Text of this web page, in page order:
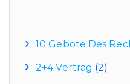
10 Gebote Des
2+4 Vertrag (2)